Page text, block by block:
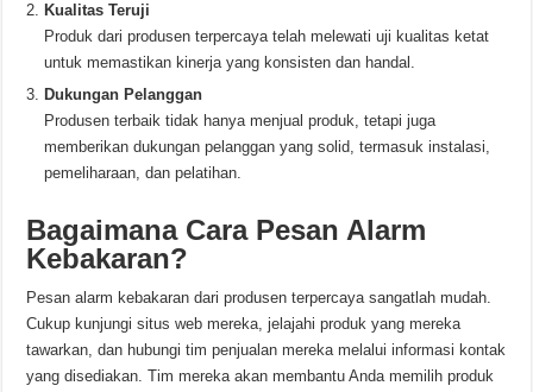
Kualitas Teruji
Produk dari produsen terpercaya telah melewati uji kualitas ketat
untuk memastikan kinerja yang konsisten dan handal.
Dukungan Pelanggan
Produsen terbaik tidak hanya menjual produk, tetapi juga
memberikan dukungan pelanggan yang solid, termasuk instalasi,
pemeliharaan, dan pelatihan.
Bagaimana Cara Pesan Alarm
Kebakaran?
Pesan alarm kebakaran dari produsen terpercaya sangatlah mudah.
Cukup kunjungi situs web mereka, jelajahi produk yang mereka
tawarkan, dan hubungi tim penjualan mereka melalui informasi kontak
yang disediakan. Tim mereka akan membantu Anda memilih produk